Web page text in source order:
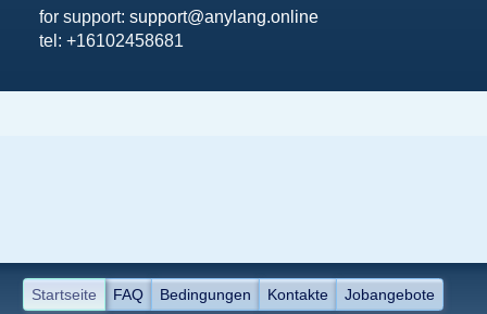
for support: support@anylang.online
tel: +16102458681
Startseite FAQ Bedingungen Kontakte Jobangebote